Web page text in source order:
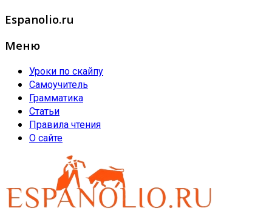
Espanolio.ru
Меню
Уроки по скайпу
Самоучитель
Грамматика
Статьи
Правила чтения
О сайте